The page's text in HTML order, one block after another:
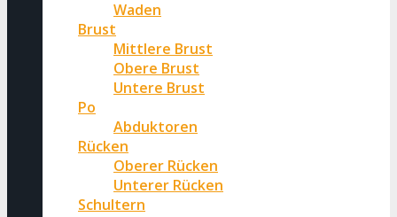
Waden
Brust
Mittlere Brust
Obere Brust
Untere Brust
Po
Abduktoren
Rücken
Oberer Rücken
Unterer Rücken
Schultern